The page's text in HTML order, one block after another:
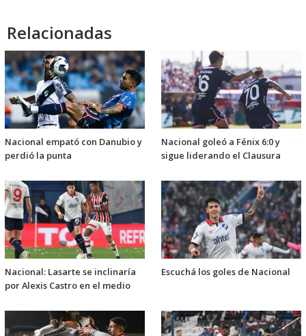
Relacionadas
Nacional empató con Danubio y
perdió la punta
Nacional goleó a Fénix 6:0 y
sigue liderando el Clausura
Nacional: Lasarte se inclinaría
por Alexis Castro en el medio
Escuchá los goles de Nacional